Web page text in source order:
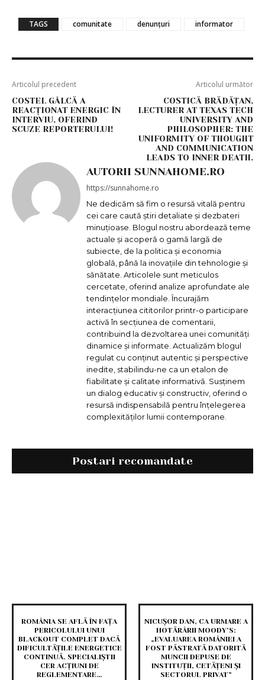
TAGS comunitate denunțuri informator
Articolul precedent
COSTEL GÂLCĂ A
REACȚIONAT ENERGIC ÎN
INTERVIU, OFERIND
SCUZE REPORTERULUI!
Articolul următor
COSTICĂ BRĂDĂȚAN,
LECTURER AT TEXAS TECH
UNIVERSITY AND
PHILOSOPHER: THE
UNIFORMITY OF THOUGHT
AND COMMUNICATION
LEADS TO INNER DEATH.
AUTORII SUNNAHOME.RO
https://sunnahome.ro
Ne dedicăm să fim o resursă vitală pentru
cei care caută știri detaliate și dezbateri
minuțioase. Blogul nostru abordează teme
actuale și acoperă o gamă largă de
subiecte, de la politica și economia
globală, până la inovațiile din tehnologie și
sănătate. Articolele sunt meticulos
cercetate, oferind analize aprofundate ale
tendințelor mondiale. Încurajăm
interacțiunea cititorilor printr-o participare
activă în secțiunea de comentarii,
contribuind la dezvoltarea unei comunități
dinamice și informate. Actualizăm blogul
regulat cu conținut autentic și perspective
inedite, stabilindu-ne ca un etalon de
fiabilitate și calitate informativă. Susținem
un dialog educativ și constructiv, oferind o
resursă indispensabilă pentru înțelegerea
complexităților lumii contemporane.
Postari recomandate
ROMÂNIA SE AFLĂ ÎN FAȚA
PERICOLULUI UNUI
BLACKOUT COMPLET DACĂ
DIFICULTĂȚILE ENERGETICE
CONTINUĂ. SPECIALIȘTII
CER ACȚIUNI DE
REGLEMENTARE…
NICUȘOR DAN, CA URMARE A
HOTĂRÂRII MOODY’S:
„EVALUAREA ROMÂNIEI A
FOST PĂSTRATĂ DATORITĂ
MUNCII DEPUSE DE
INSTITUȚII, CETĂȚENI ȘI
SECTORUL PRIVAT”